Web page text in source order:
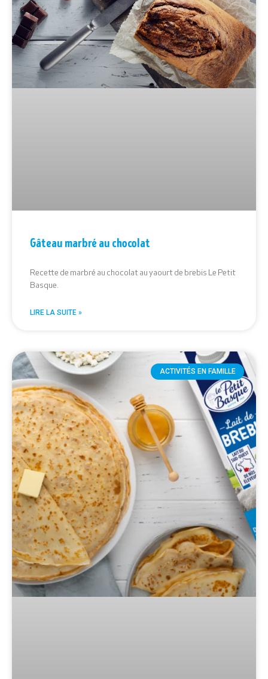
Gâteau marbré au chocolat
Recette de marbré au chocolat au yaourt de brebis Le Petit
Basque.
LIRE LA SUITE »
ACTIVITÉS EN FAMILLE